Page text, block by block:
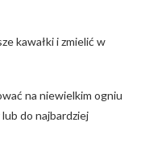
kawałki i zmielić w
na niewielkim ogniu
lub do najbardziej